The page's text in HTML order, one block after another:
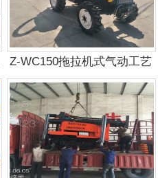
Z-WC150拖拉机式气动工艺
钻机